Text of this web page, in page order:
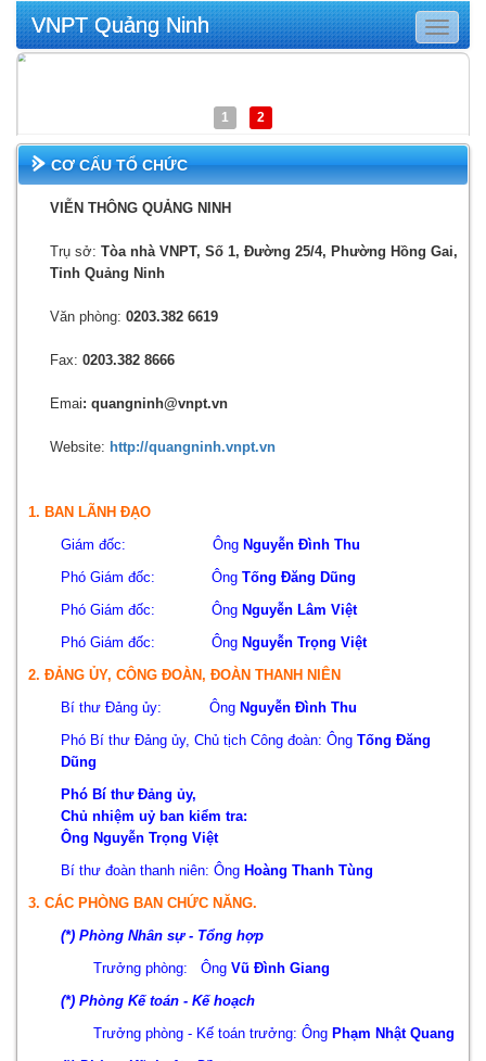
Toggle
VNPT Quảng Ninh
1 2
CƠ CẤU TỔ CHỨC
VIỄN THÔNG QUẢNG NINH
Trụ sở: Tòa nhà VNPT, Số 1, Đường 25/4, Phường Hồng Gai,
Tỉnh Quảng Ninh
Văn phòng: 0203.382 6619
Fax: 0203.382 8666
Emai: quangninh@vnpt.vn
Website: http://quangninh.vnpt.vn
1. BAN LÃNH ĐẠO
Giám đốc: Ông Nguyễn Đình Thu
Phó Giám đốc: Ông Tống Đăng Dũng
Phó Giám đốc: Ông Nguyễn Lâm Việt
Phó Giám đốc: Ông Nguyễn Trọng Việt
2. ĐẢNG ỦY, CÔNG ĐOÀN, ĐOÀN THANH NIÊN
Bí thư Đảng ủy: Ông Nguyễn Đình Thu
Phó Bí thư Đảng ủy, Chủ tịch Công đoàn: Ông Tống Đăng
Dũng
Phó Bí thư Đảng ủy,
Chủ nhiệm uỷ ban kiểm tra:
Ông Nguyễn Trọng Việt
Bí thư đoàn thanh niên: Ông Hoàng Thanh Tùng
3. CÁC PHÒNG BAN CHỨC NĂNG.
(*) Phòng Nhân sự - Tổng hợp
Trưởng phòng: Ông Vũ Đình Giang
(*) Phòng Kế toán - Kế hoạch
Trưởng phòng - Kế toán trưởng: Ông Phạm Nhật Quang